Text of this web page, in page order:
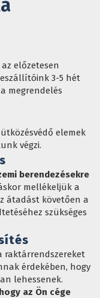
előzetesen
3-5 hét
megrendelés
elemek
végzi.
berendezésekre
mellékeljük a
átadást követően a
szükséges
raktárrendszereket
érdekében, hogy
lehessenek.
az Ön cége